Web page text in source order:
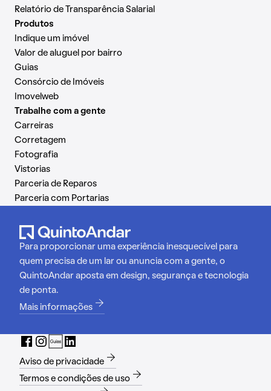
Relatório de Transparência Salarial
Produtos
Indique um imóvel
Valor de aluguel por bairro
Guias
Consórcio de Imóveis
Imovelweb
Trabalhe com a gente
Carreiras
Corretagem
Fotografia
Vistorias
Parceria de Reparos
Parceria com Portarias
Para proporcionar uma experiência inesquecível para
quem precisa de um lar ou anuncia com a gente, o
QuintoAndar aposta em design, segurança e tecnologia
de ponta.
Mais informações
Aviso de privacidade
Termos e condições de uso